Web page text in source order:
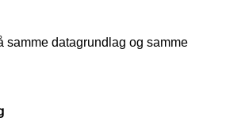
samme datagrundlag og samme